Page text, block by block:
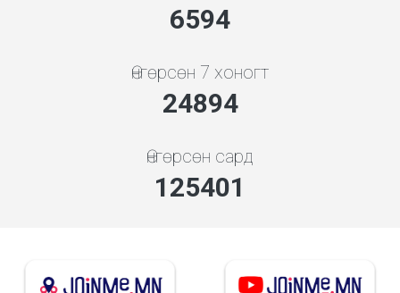
7101
Өнгөрсөн 7 хоногт
26809
Өнгөрсөн сард
135047